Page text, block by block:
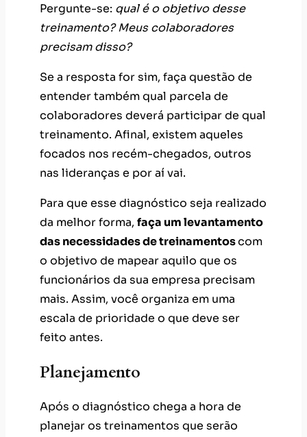
Pergunte-se: qual é o objetivo desse
treinamento? Meus colaboradores
precisam disso?
Se a resposta for sim, faça questão de
entender também qual parcela de
colaboradores deverá participar de qual
treinamento. Afinal, existem aqueles
focados nos recém-chegados, outros
nas lideranças e por aí vai.
Para que esse diagnóstico seja realizado
da melhor forma, faça um levantamento
das necessidades de treinamentoscom
o objetivo de mapear aquilo que os
funcionários da sua empresa precisam
mais. Assim, você organiza em uma
escala de prioridade o que deve ser
feito antes.
Planejamento
Após o diagnóstico chega a hora de
planejar os treinamentos que serão